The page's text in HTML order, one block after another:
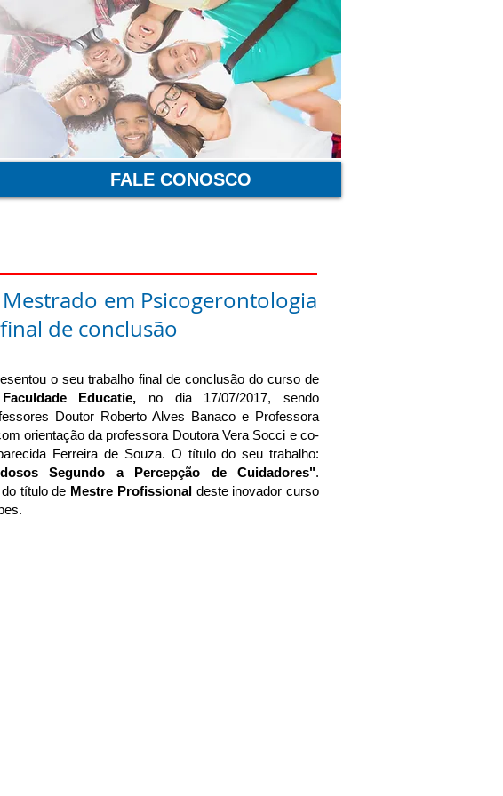
em Psicogerontologia
de conclusão
o seu trabalho final de conclusão do curso de
Educatie, no dia 17/07/2017, sendo
Doutor Roberto Alves Banaco e Professora
orientação da professora Doutora Vera Socci e co-
Ferreira de Souza. O título do seu trabalho:
Segundo a Percepção de Cuidadores".
título de Mestre Profissional deste inovador curso
FALE CONOSCO